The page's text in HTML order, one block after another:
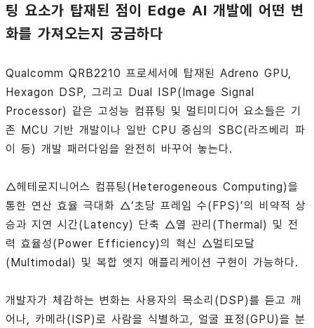
팅 요소가 탑재된 점이 Edge AI 개발에 어떤 변
화를 가져오는지 궁금하다
Qualcomm QRB2210 프로세서에 탑재된 Adreno GPU,
Hexagon DSP, 그리고 Dual ISP(Image Signal
Processor) 같은 고성능 컴퓨팅 및 멀티미디어 요소들은 기
존 MCU 기반 개발이나 일반 CPU 중심의 SBC(라즈베리 파
이 등) 개발 패러다임을 완전히 바꾸어 놓는다.
△헤테로지니어스 컴퓨팅(Heterogeneous Computing)을
통한 연산 효율 극대화 △‘초당 프레임 수(FPS)’의 비약적 상
승과 지연 시간(Latency) 단축 △열 관리(Thermal) 및 전
력 효율성(Power Efficiency)의 혁신 △멀티모달
(Multimodal) 및 복합 엣지 애플리케이션 구현이 가능하다.
개발자가 체감하는 변화는 사용자의 목소리(DSP)를 듣고 깨
어나, 카메라(ISP)로 사람을 식별하고, 얼굴 표정(GPU)을 분